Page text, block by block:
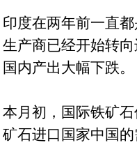
印度在两年前一直
生产商已经开始转
国内产出大幅下跌。
本月初，国际铁矿
矿石进口国家中国